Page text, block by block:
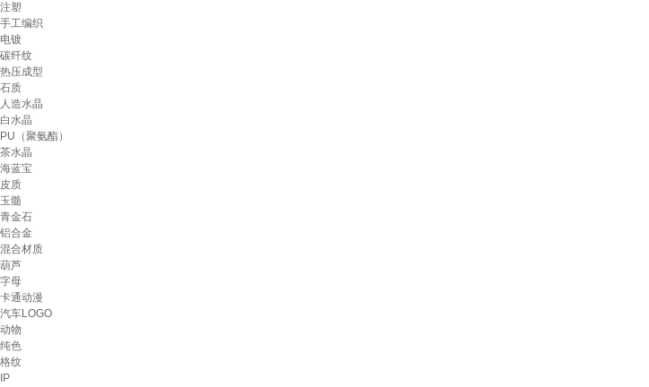
注塑
手工编织
电镀
碳纤纹
热压成型
石质
人造水晶
白水晶
PU（聚氨酯）
茶水晶
海蓝宝
皮质
玉髓
青金石
铝合金
混合材质
葫芦
字母
卡通动漫
汽车LOGO
动物
纯色
格纹
IP